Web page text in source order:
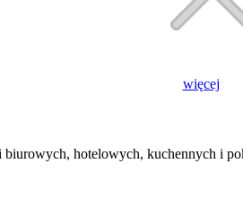
więcej
hotelowych, kuchennych i